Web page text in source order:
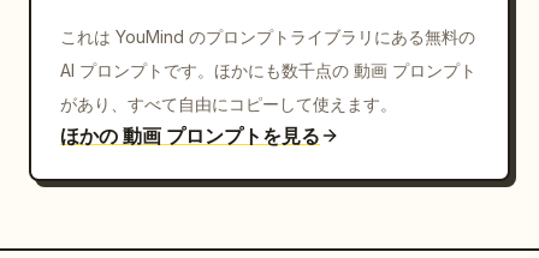
これは YouMind のプロンプトライブラリにある無料の
AI プロンプトです。ほかにも数千点の 動画 プロンプト
があり、すべて自由にコピーして使えます。
ほかの 動画 プロンプトを見る